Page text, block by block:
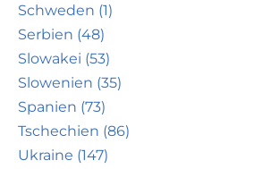
Schweden (1)
Serbien (48)
Slowakei (53)
Slowenien (35)
Spanien (73)
Tschechien (86)
Ukraine (147)